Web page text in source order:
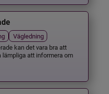
Vägledning
kan det vara bra att
lämpliga att informera om